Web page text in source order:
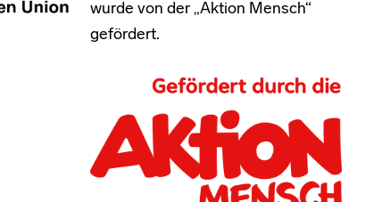
wurde von der „Aktion Mensch“
gefördert.